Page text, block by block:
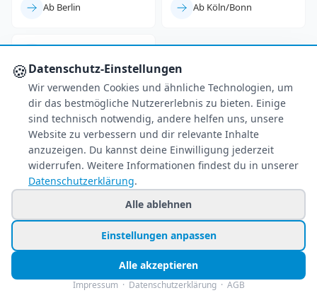
Ab Berlin Ab Köln/Bonn
🍪Datenschutz-Einstellungen
Wir verwenden Cookies und ähnliche Technologien, um
dir das bestmögliche Nutzererlebnis zu bieten. Einige
sind technisch notwendig, andere helfen uns, unsere
Website zu verbessern und dir relevante Inhalte
anzuzeigen. Du kannst deine Einwilligung jederzeit
widerrufen. Weitere Informationen findest du in unserer
Datenschutzerklärung.
Alle ablehnen
Einstellungen anpassen
Alle akzeptieren
Impressum· Datenschutzerklärung· AGB